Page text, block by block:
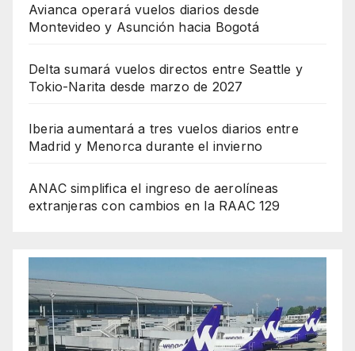
Avianca operará vuelos diarios desde
Montevideo y Asunción hacia Bogotá
Delta sumará vuelos directos entre Seattle y
Tokio-Narita desde marzo de 2027
Iberia aumentará a tres vuelos diarios entre
Madrid y Menorca durante el invierno
ANAC simplifica el ingreso de aerolíneas
extranjeras con cambios en la RAAC 129